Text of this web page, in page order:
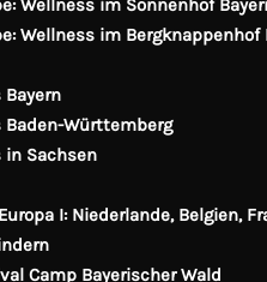
Wellness im Bergknappenhof
Bayern
Baden-Württemberg
in Sachsen
I: Niederlande, Belgien,
Camp Bayerischer Wald